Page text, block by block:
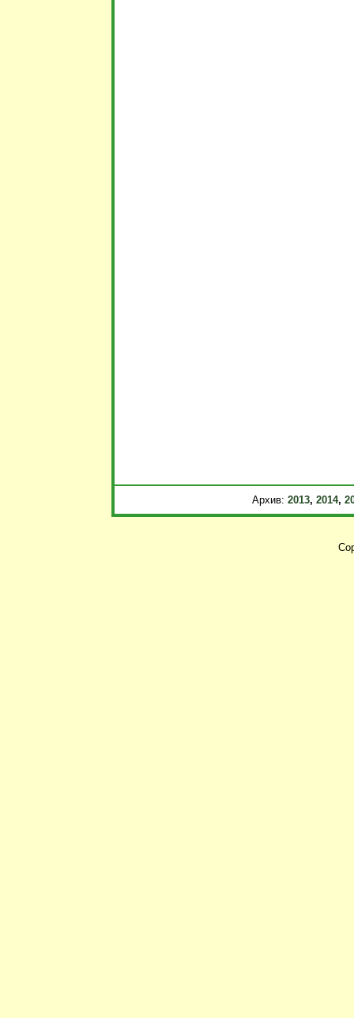
Архив: 2013, 2014,